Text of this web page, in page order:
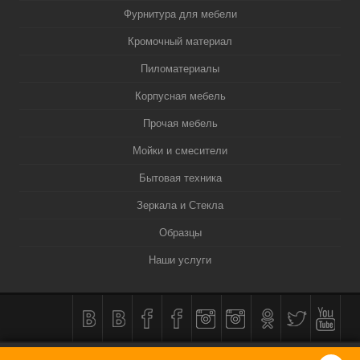
Фурнитура для мебели
Кромочный материал
Пиломатериалы
Корпусная мебель
Прочая мебель
Мойки и смесители
Бытовая техника
Зеркала и Стекла
Образцы
Наши услуги